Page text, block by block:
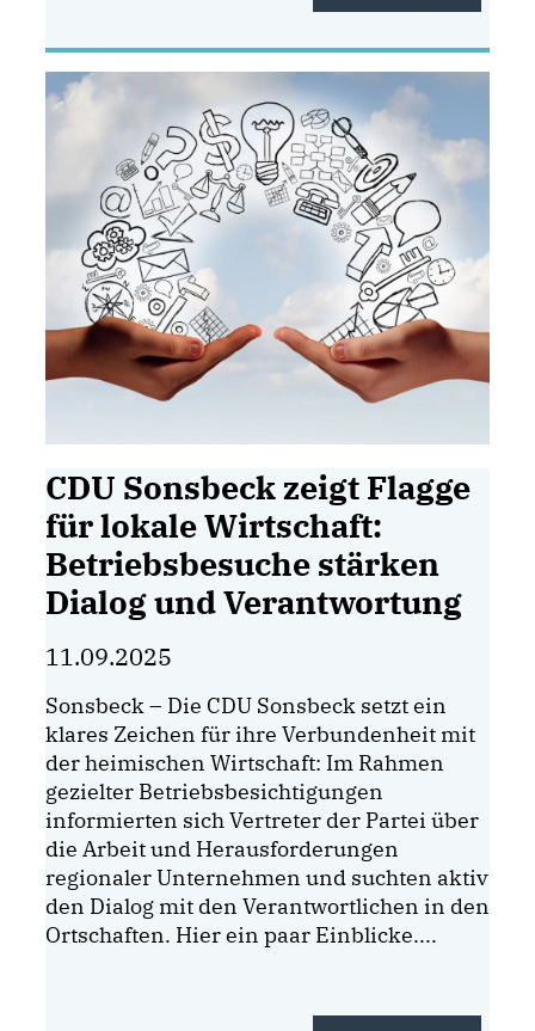
CDU Sonsbeck zeigt Flagge
für lokale Wirtschaft:
Betriebsbesuche stärken
Dialog und Verantwortung
11.09.2025
Sonsbeck – Die CDU Sonsbeck setzt ein
klares Zeichen für ihre Verbundenheit mit
der heimischen Wirtschaft: Im Rahmen
gezielter Betriebsbesichtigungen
informierten sich Vertreter der Partei über
die Arbeit und Herausforderungen
regionaler Unternehmen und suchten aktiv
den Dialog mit den Verantwortlichen in den
Ortschaften. Hier ein paar Einblicke....